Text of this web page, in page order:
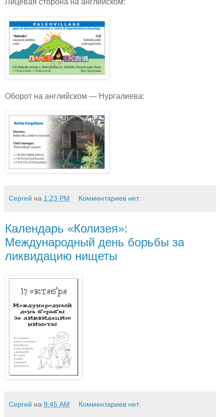
Лицевая сторона на английском:
Оборот на английском — Нургалиева:
Сергей на 1:23 PM Комментариев нет:
Календарь «Колизея»:
Международный день борьбы за
ликвидацию нищеты
Сергей на 9:45 AM Комментариев нет: